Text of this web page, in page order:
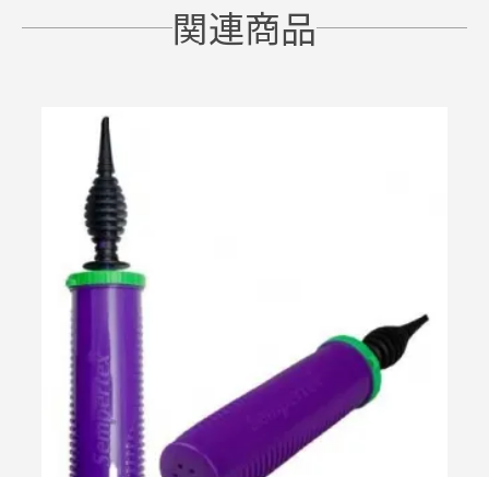
関連商品